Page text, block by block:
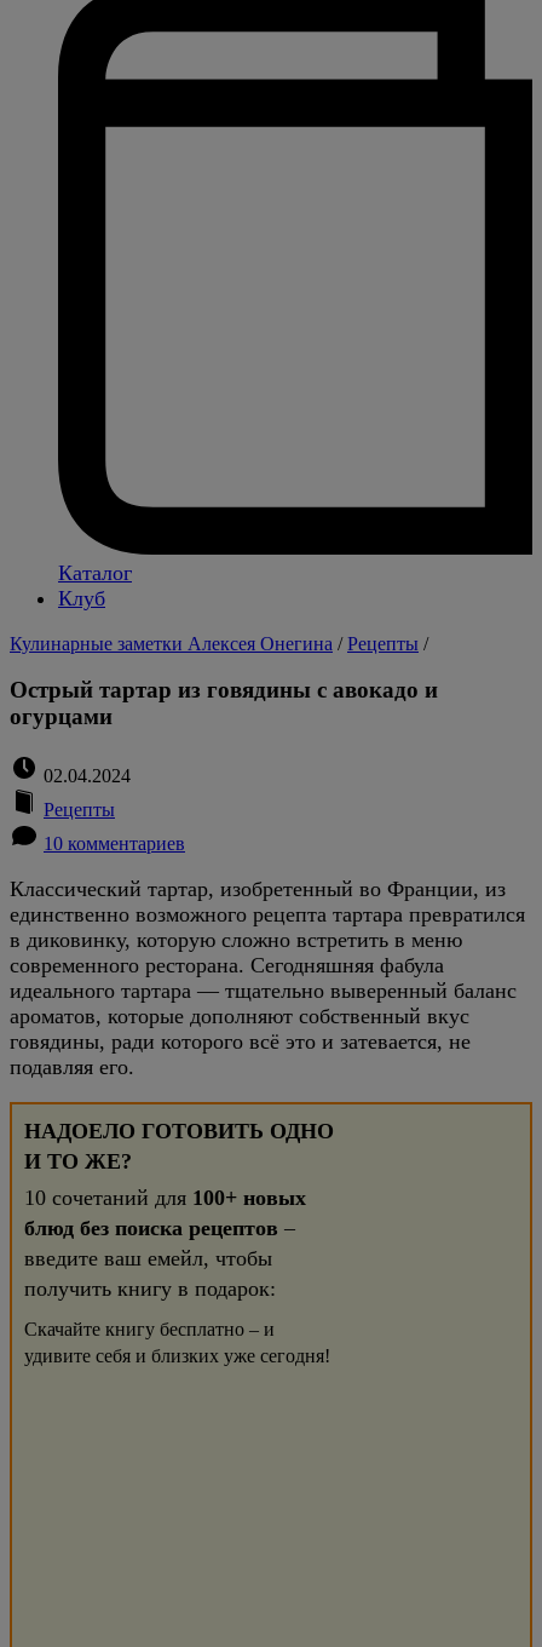
Каталог
Клуб
Кулинарные заметки Алексея Онегина /Рецепты /
Острый тартар из говядины с авокадо и
огурцами
02.04.2024
Рецепты
10 комментариев
Классический тартар, изобретенный во Франции, из
единственно возможного рецепта тартара превратился
в диковинку, которую сложно встретить в меню
современного ресторана. Сегодняшняя фабула
идеального тартара — тщательно выверенный баланс
ароматов, которые дополняют собственный вкус
говядины, ради которого всё это и затевается, не
подавляя его.
НАДОЕЛО ГОТОВИТЬ ОДНО
И ТО ЖЕ?
10 сочетаний для 100+ новых
блюд без поиска рецептов –
введите ваш емейл, чтобы
получить книгу в подарок:
Скачайте книгу бесплатно – и
удивите себя и близких уже сегодня!